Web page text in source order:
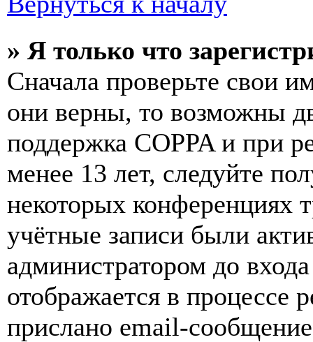
» Я только что
Сначала проверьте свои
они верны, то возможны
поддержка COPPA и при
менее 13 лет, следуйте
некоторых конференциях
учётные записи были
администратором до
отображается в процессе
прислано email-